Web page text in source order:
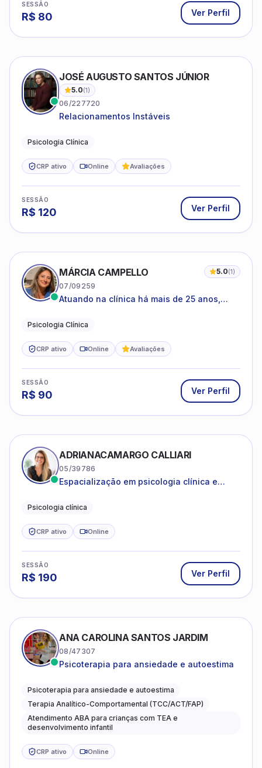
SESSÃO
R$ 80 Ver Perfil
JOSÉ AUGUSTO SANTOS JÚNIOR
5.0(1)
06/227720
Relacionamentos Instáveis
Psicologia Clínica
CRP ativo Online Avaliações
SESSÃO
R$ 120 Ver Perfil
MÁRCIA CAMPELLO 5.0(1)
07/09259
Atuando na clínica há mais de 25 anos,
estruturas, com experiência em
Psicologia Clínica
CRP ativo Online Avaliações
SESSÃO
R$ 90 Ver Perfil
ADRIANACAMARGO CALLIARI
05/39786
Espacialização em psicologia clínica e
Psicologia clínica
CRP ativo Online
SESSÃO
R$ 190 Ver Perfil
ANA CAROLINA SANTOS JARDIM
08/47307
Psicoterapia para ansiedade e autoestima
Psicoterapia para ansiedade e autoestima
Terapia Analítico-Comportamental (TCC/ACT/FAP)
Atendimento ABA para crianças com TEA e
desenvolvimento infantil
CRP ativo Online